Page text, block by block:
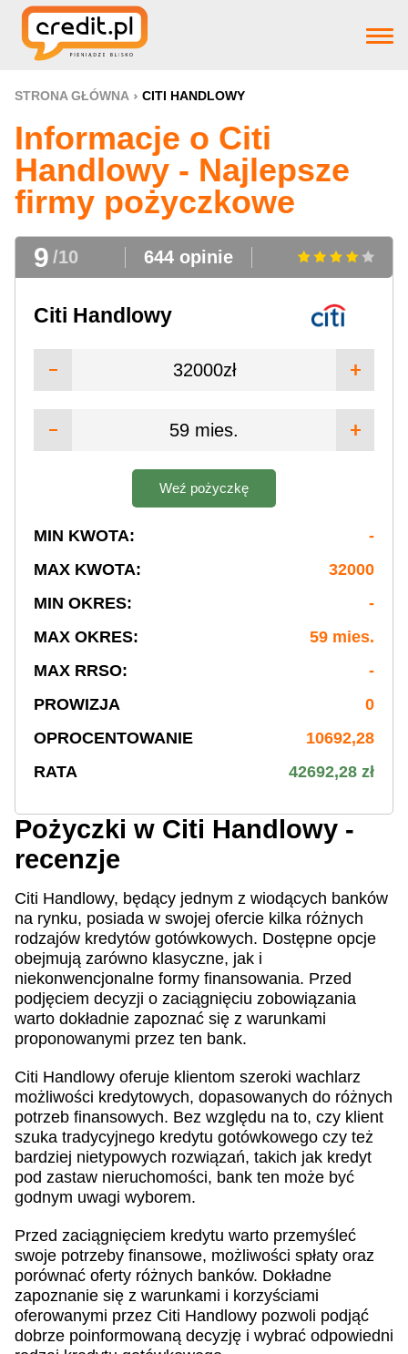
Strona główna
Pożyczki
Produkty bankowe
Firm pożyczkowye
Pomoc
STRONA GŁÓWNA CITI HANDLOWY
Informacje o Citi
Handlowy - Najlepsze
firmy pożyczkowe
9 /10 644 opinie
Citi Handlowy
32000zł
59 mies.
Weź pożyczkę
MIN KWOTA:
-
MAX KWOTA:
32000
MIN OKRES:
-
MAX OKRES:
59 mies.
MAX RRSO:
-
PROWIZJA
0
OPROCENTOWANIE
10692,28
RATA
42692,28 zł
Pożyczki w Citi Handlowy -
recenzje
Citi Handlowy, będący jednym z wiodących banków
na rynku, posiada w swojej ofercie kilka różnych
rodzajów kredytów gotówkowych. Dostępne opcje
obejmują zarówno klasyczne, jak i
niekonwencjonalne formy finansowania. Przed
podjęciem decyzji o zaciągnięciu zobowiązania
warto dokładnie zapoznać się z warunkami
proponowanymi przez ten bank.
Citi Handlowy oferuje klientom szeroki wachlarz
możliwości kredytowych, dopasowanych do różnych
potrzeb finansowych. Bez względu na to, czy klient
szuka tradycyjnego kredytu gotówkowego czy też
bardziej nietypowych rozwiązań, takich jak kredyt
pod zastaw nieruchomości, bank ten może być
godnym uwagi wyborem.
Przed zaciągnięciem kredytu warto przemyśleć
swoje potrzeby finansowe, możliwości spłaty oraz
porównać oferty różnych banków. Dokładne
zapoznanie się z warunkami i korzyściami
oferowanymi przez Citi Handlowy pozwoli podjąć
dobrze poinformowaną decyzję i wybrać odpowiedni